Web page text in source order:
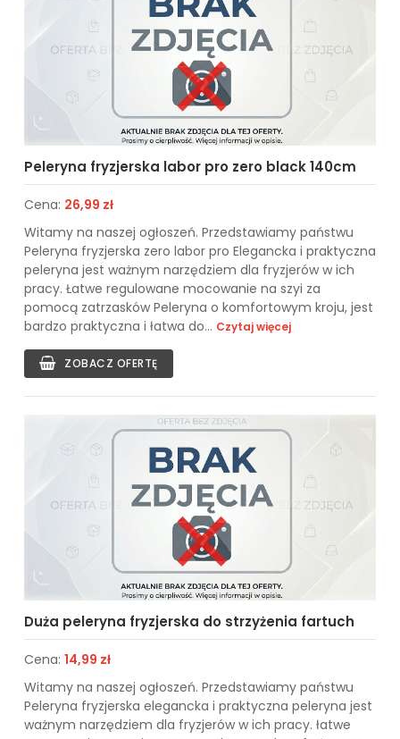
Peleryna fryzjerska labor pro zero black 140cm
Cena: 26,99 zł
Witamy na naszej ogłoszeń. Przedstawiamy państwu
Peleryna fryzjerska zero labor pro Elegancka i praktyczna
peleryna jest ważnym narzędziem dla fryzjerów w ich
pracy. Łatwe regulowane mocowanie na szyi za
pomocą zatrzasków Peleryna o komfortowym kroju, jest
bardzo praktyczna i łatwa do... Czytaj więcej
ZOBACZ OFERTĘ
Duża peleryna fryzjerska do strzyżenia fartuch
Cena: 14,99 zł
Witamy na naszej ogłoszeń. Przedstawiamy państwu
Peleryna fryzjerska elegancka i praktyczna peleryna jest
ważnym narzędziem dla fryzjerów w ich pracy. łatwe